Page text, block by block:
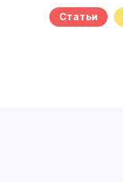
Статьи